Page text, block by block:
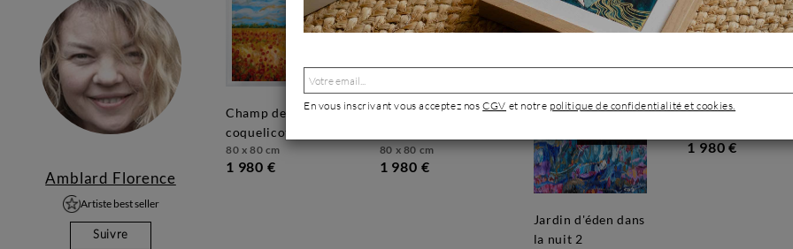
Amblard Florence
Artiste best seller
Suivre
champ de
coquelicots
80 x 80 cm
1 980 €
coquelicots à
80 x 80 cm
1 980 €
jardin d'éden dans
la nuit 2
arbuste fleuri
1 980 €
En vous inscrivant vous acceptez nosCGV et notre politique de confidentialité et cookies.